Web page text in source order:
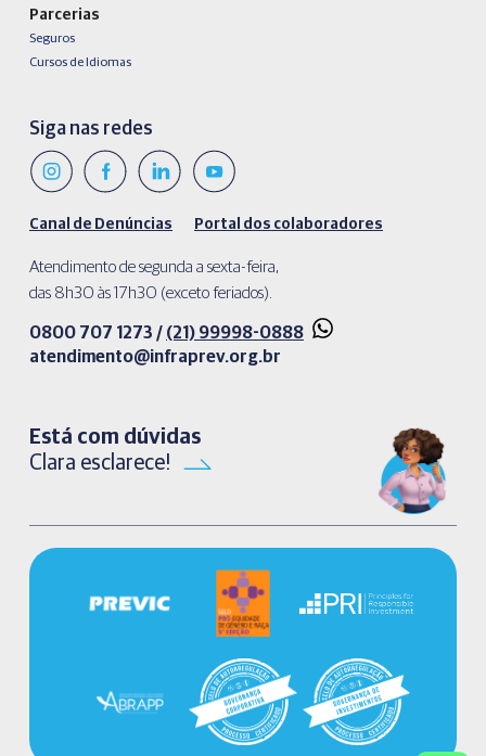
Parcerias
Seguros
Cursos de Idiomas
Siga nas redes
Canal de Denúncias Portal dos colaboradores
Atendimento de segunda a sexta-feira,
das 8h30 às 17h30 (exceto feriados).
0800 707 1273 / (21) 99998-0888
atendimento@infraprev.org.br​
Está com dúvidas
Clara esclarece!